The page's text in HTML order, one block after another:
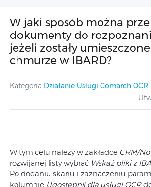
W jaki sposób można
dokumenty do
jeżeli zostały
chmurze w IBARD?
Kategoria Działanie Usługi Comarch OCR
W tym celu należy w zakładce CRM/
rozwijanej listy wybrać Wskaż pliki z
Po dodaniu skanu i zaznaczeniu
kolumnie Udostępnij dla usługi OCR